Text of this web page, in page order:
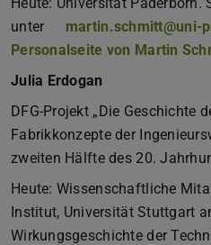
unter
martin.schmitt@uni-
Personalseite von Martin
Julia Erdogan
DFG-Projekt „Die Geschichte
Fabrikkonzepte der
zweiten Hälfte des 20.
Heute: Wissenschaftliche
Institut, Universität Stuttgart
Wirkungsgeschichte der